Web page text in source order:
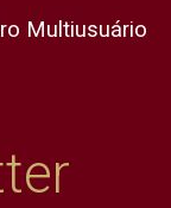
Multiusuário